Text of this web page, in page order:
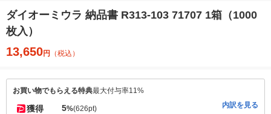
ダイオーミウラ 納品書 R313-103 71707 1箱（1000
枚入）
13,650円 （税込）
お買い物でもらえる特典最大付与率11%
獲得 5%(626pt) 内訳を見る